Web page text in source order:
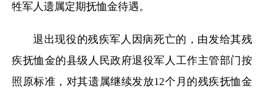
牲军人遗属定期抚恤金待遇。
退出现役的残疾军人因病死亡的，由发给其残
疾抚恤金的县级人民政府退役军人工作主管部门按
照原标准，对其遗属继续发放12个月的残疾抚恤金